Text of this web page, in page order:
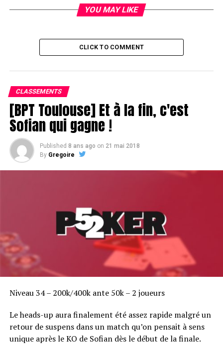
YOU MAY LIKE
CLICK TO COMMENT
CLASSEMENTS
[BPT Toulouse] Et à la fin, c'est
Sofian qui gagne !
Published 8 ans ago on 21 mai 2018
By Gregoire
Niveau 34 – 200k/400k ante 50k – 2 joueurs
Le heads-up aura finalement été assez rapide malgré un
retour de suspens dans un match qu’on pensait à sens
unique après le KO de Sofian dès le début de la finale.